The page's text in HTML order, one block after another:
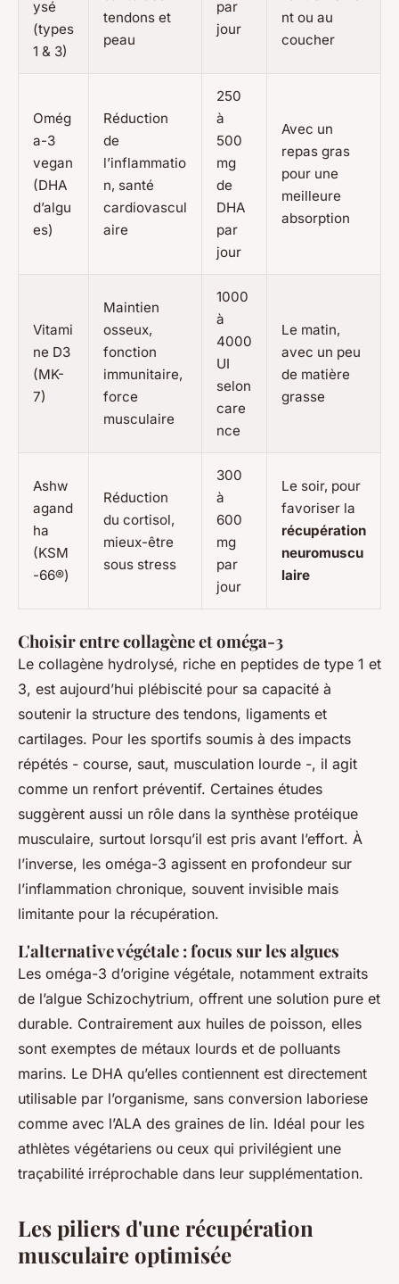
ysé
(types
1 & 3)
tendons et
peau
par
jour
nt ou au
coucher
Omég
a-3
vegan
(DHA
d’algu
es)
Réduction
de
l’inflammatio
n, santé
cardiovascul
aire
250
à
500
mg
de
DHA
par
jour
Avec un
repas gras
pour une
meilleure
absorption
Vitami
ne D3
(MK-
7)
Maintien
osseux,
fonction
immunitaire,
force
musculaire
1000
à
4000
UI
selon
care
nce
Le matin,
avec un peu
de matière
grasse
Ashw
agand
ha
(KSM
-66®)
Réduction
du cortisol,
mieux-être
sous stress
300
à
600
mg
par
jour
Le soir, pour
favoriser la
récupération
neuromuscu
laire
Choisir entre collagène et oméga-3
Le collagène hydrolysé, riche en peptides de type 1 et
3, est aujourd’hui plébiscité pour sa capacité à
soutenir la structure des tendons, ligaments et
cartilages. Pour les sportifs soumis à des impacts
répétés - course, saut, musculation lourde -, il agit
comme un renfort préventif. Certaines études
suggèrent aussi un rôle dans la synthèse protéique
musculaire, surtout lorsqu’il est pris avant l’effort. À
l’inverse, les oméga-3 agissent en profondeur sur
l’inflammation chronique, souvent invisible mais
limitante pour la récupération.
L'alternative végétale : focus sur les algues
Les oméga-3 d’origine végétale, notamment extraits
de l’algue Schizochytrium, offrent une solution pure et
durable. Contrairement aux huiles de poisson, elles
sont exemptes de métaux lourds et de polluants
marins. Le DHA qu’elles contiennent est directement
utilisable par l’organisme, sans conversion laboriese
comme avec l’ALA des graines de lin. Idéal pour les
athlètes végétariens ou ceux qui privilégient une
traçabilité irréprochable dans leur supplémentation.
Les piliers d'une récupération
musculaire optimisée